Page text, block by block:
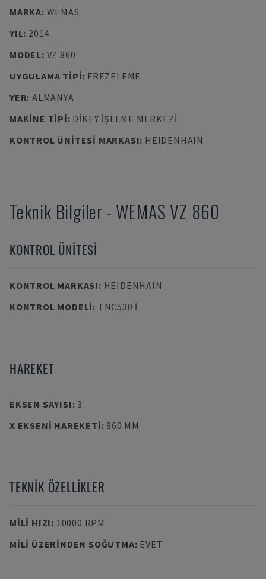
MARKA: WEMAS
YIL: 2014
MODEL: VZ 860
UYGULAMA TIPI: FREZELEME
YER: ALMANYA
MAKINE TIPI: DIKEY İŞLEME MERKEZI
KONTROL ÜNITESI MARKASI: HEIDENHAIN
Teknik Bilgiler - WEMAS VZ 860
KONTROL ÜNITESI
KONTROL MARKASI: HEIDENHAIN
KONTROL MODELI: TNC530 I
HAREKET
EKSEN SAYISI: 3
X EKSENI HAREKETI: 860 MM
TEKNIK ÖZELLIKLER
MILI HIZI: 10000 RPM
MILI ÜZERINDEN SOĞUTMA: EVET